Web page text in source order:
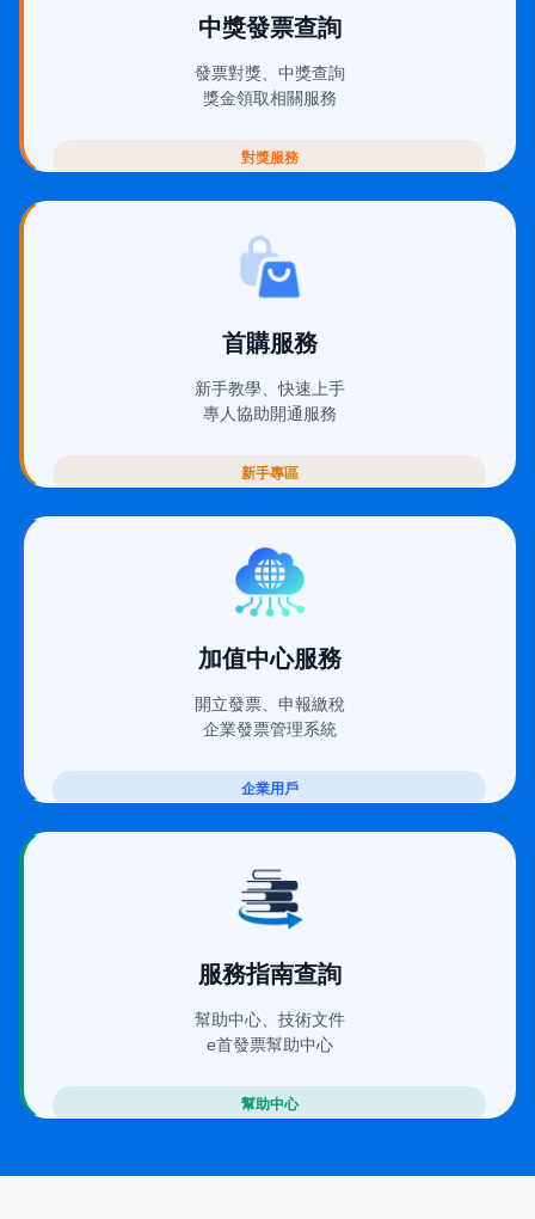
中獎發票查詢
發票對獎、中獎查詢
獎金領取相關服務
對獎服務
首購服務
新手教學、快速上手
專人協助開通服務
新手專區
加值中心服務
開立發票、申報繳稅
企業發票管理系統
企業用戶
服務指南查詢
幫助中心、技術文件
e首發票幫助中心
幫助中心